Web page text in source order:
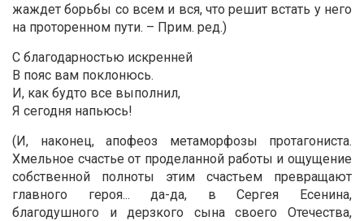
жаждет борьбы со всем и вся, что решит встать у него
на проторенном пути. – Прим. ред.)
С благодарностью искренней
В пояс вам поклонюсь.
И, как будто все выполнил,
Я сегодня напьюсь!
(И, наконец, апофеоз метаморфозы протагониста.
Хмельное счастье от проделанной работы и ощущение
собственной полноты этим счастьем превращают
главного героя... да-да, в Сергея Есенина,
благодушного и дерзкого сына своего Отечества,